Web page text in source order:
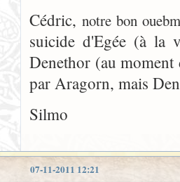
Cédric,notre bon
suicide d'Egée (à la
Denethor (au
par Aragorn, mais
Silmo
07-11-2011 12:21